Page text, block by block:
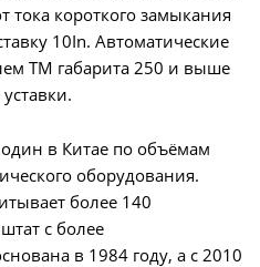
тока короткого замыкания
10In. Автоматические
TM габарита 250 и выше
в Китае по объёмам
оборудования.
более 140
с более
в 1984 году, а с 2010